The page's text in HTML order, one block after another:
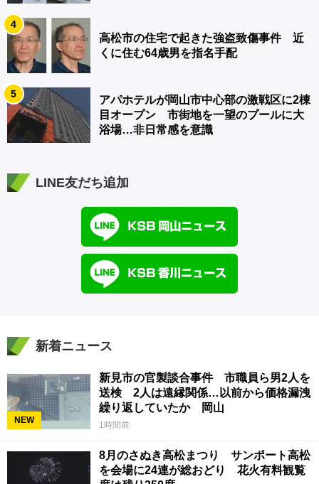
4
高松市の住宅で起きた強盗致傷事件 近
くに住む64歳男を指名手配
5
アパホテルが岡山市中心部の激戦区に2棟
目オープン 市街地を一望のプールに大
浴場…非日常感を意識
LINE友だち追加
新着ニュース
NEW
新見市の官製談合事件 市職員ら男2人を
送検 2人は遠縁関係…以前から価格漏洩
繰り返していたか 岡山
1時間前
8月のさぬき高松まつり サンポート高松
を会場に24連が総おどり 花火有料観覧